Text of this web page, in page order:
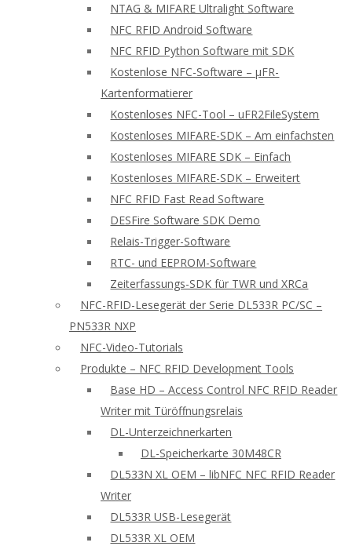
NTAG & MIFARE Ultralight Software
NFC RFID Android Software
NFC RFID Python Software mit SDK
Kostenlose NFC-Software – μFR-
Kartenformatierer
Kostenloses NFC-Tool – uFR2FileSystem
Kostenloses MIFARE-SDK – Am einfachsten
Kostenloses MIFARE SDK – Einfach
Kostenloses MIFARE-SDK – Erweitert
NFC RFID Fast Read Software
DESFire Software SDK Demo
Relais-Trigger-Software
RTC- und EEPROM-Software
Zeiterfassungs-SDK für TWR und XRCa
NFC-RFID-Lesegerät der Serie DL533R PC/SC –
PN533R NXP
NFC-Video-Tutorials
Produkte – NFC RFID Development Tools
Base HD – Access Control NFC RFID Reader
Writer mit Türöffnungsrelais
DL-Unterzeichnerkarten
DL-Speicherkarte 30M48CR
DL533N XL OEM – libNFC NFC RFID Reader
Writer
DL533R USB-Lesegerät
DL533R XL OEM